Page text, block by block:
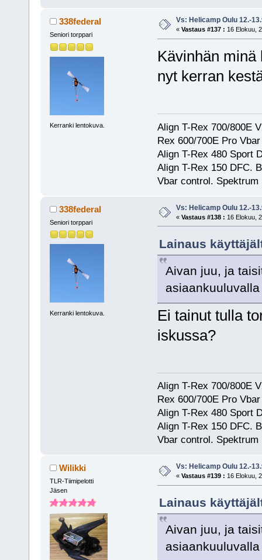
338federal
Seniori torppari
Kerranki lentokuva.
Vs: Helicamp Oulu 12.-
« Vastaus #137 : 16 Elokuu,
Kävinhän
nyt kerran
Align T-Rex 700/800E
Rex 600/700E Pro
Align T-Rex 480 Sport
Align T-Rex 150 DFC.
Vbar control.
338federal
Seniori torppari
Kerranki lentokuva.
Vs: Helicamp Oulu 12.-
« Vastaus #138 : 16 Elokuu,
Lainaus
Aivan juu, ja
Ei tainut tulla
iskussa?
Align T-Rex 700/800E
Rex 600/700E Pro
Align T-Rex 480 Sport
Align T-Rex 150 DFC.
Vbar control.
Wilikki
TLR-Tiimipelotti
Jäsen
Vs: Helicamp Oulu 12.-
« Vastaus #139 : 16 Elokuu,
Lainaus
Aivan juu, ja